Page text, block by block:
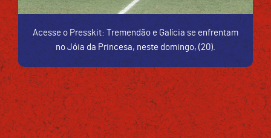
Acesse o Presskit: Tremendão e Galícia se enfrentam
no Jóia da Princesa, neste domingo, (20).